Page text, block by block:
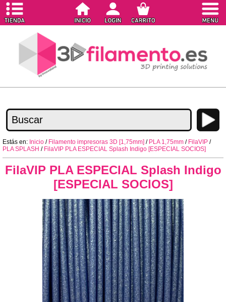
Estás en: Inicio / Filamento impresoras 3D [1,75mm] / PLA 1,75mm / FilaVIP /
PLA SPLASH / FilaVIP PLA ESPECIAL Splash Indigo [ESPECIAL SOCIOS]
FilaVIP PLA ESPECIAL Splash Indigo
[ESPECIAL SOCIOS]